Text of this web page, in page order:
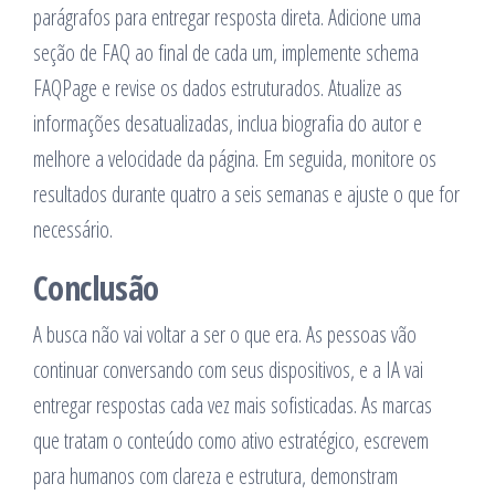
parágrafos para entregar resposta direta. Adicione uma
seção de FAQ ao final de cada um, implemente schema
FAQPage e revise os dados estruturados. Atualize as
informações desatualizadas, inclua biografia do autor e
melhore a velocidade da página. Em seguida, monitore os
resultados durante quatro a seis semanas e ajuste o que for
necessário.
Conclusão
A busca não vai voltar a ser o que era. As pessoas vão
continuar conversando com seus dispositivos, e a IA vai
entregar respostas cada vez mais sofisticadas. As marcas
que tratam o conteúdo como ativo estratégico, escrevem
para humanos com clareza e estrutura, demonstram